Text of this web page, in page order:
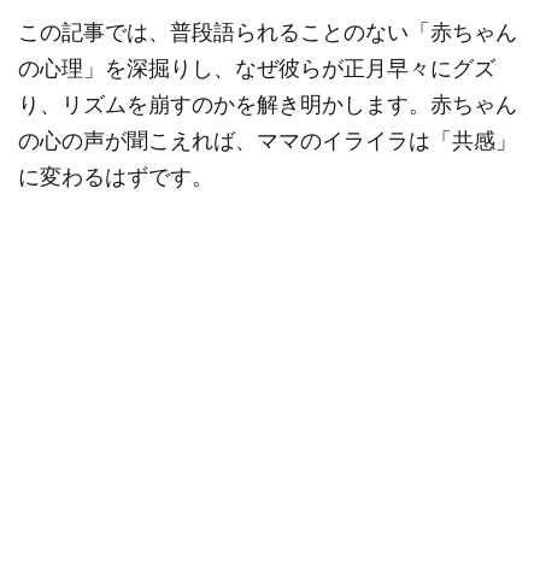
この記事では、普段語られることのない「赤ちゃん
の心理」を深掘りし、なぜ彼らが正月早々にグズ
り、リズムを崩すのかを解き明かします。赤ちゃん
の心の声が聞こえれば、ママのイライラは「共感」
に変わるはずです。